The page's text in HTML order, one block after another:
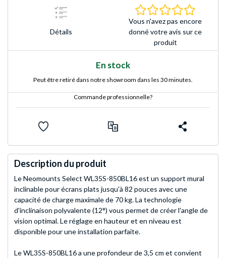
Détails
Vous n'avez pas encore
donné votre avis sur ce
produit
En stock
Peut être retiré dans notre showroom dans les 30 minutes.
Commande professionnelle?
Description du produit
Le Neomounts Select WL35S-850BL16 est un support mural
inclinable pour écrans plats jusqu'à 82 pouces avec une
capacité de charge maximale de 70 kg. La technologie
d'inclinaison polyvalente (12°) vous permet de créer l'angle de
vision optimal. Le réglage en hauteur et en niveau est
disponible pour une installation parfaite.
Le WL35S-850BL16 a une profondeur de 3,5 cm et convient